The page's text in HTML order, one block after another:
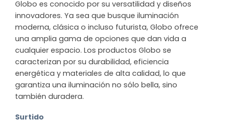
Globo es conocido por su versatilidad y diseños
innovadores. Ya sea que busque iluminación
moderna, clásica o incluso futurista, Globo ofrece
una amplia gama de opciones que dan vida a
cualquier espacio. Los productos Globo se
caracterizan por su durabilidad, eficiencia
energética y materiales de alta calidad, lo que
garantiza una iluminación no sólo bella, sino
también duradera.
Surtido